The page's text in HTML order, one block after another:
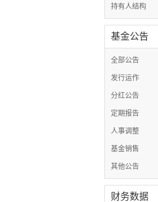
持有人结构
基金公告
全部公告
发行运作
分红公告
定期报告
人事调整
基金销售
其他公告
财务数据